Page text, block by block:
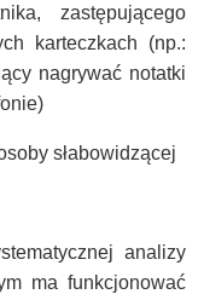
zastępującego
karteczkach (np.:
nagrywać notatki
słabowidzącej
analizy
ma funkcjonować